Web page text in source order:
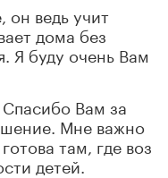
он ведь учит
дома без
Я буду очень Вам
Вам за
Мне важно
там, где воз
детей.